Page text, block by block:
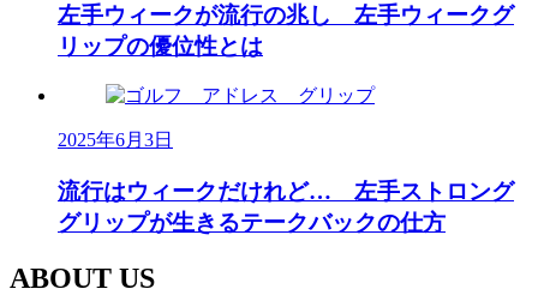
左手ウィークが流行の兆し 左手ウィークグ
リップの優位性とは
2025年6月3日
流行はウィークだけれど… 左手ストロング
グリップが生きるテークバックの仕方
ABOUT US